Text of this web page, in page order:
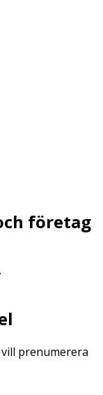
företag
prenumerera